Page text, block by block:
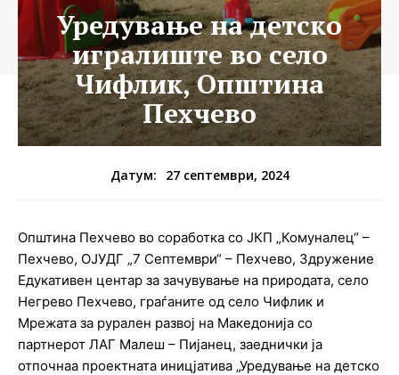
Уредување на детско
игралиште во село
Чифлик, Општина
Пехчево
Датум: 27 септември, 2024
Општина Пехчево во соработка со ЈКП „Комуналец“ –
Пехчево, ОЈУДГ „7 Септември“ – Пехчево, Здружение
Едукативен центар за зачувување на природата, село
Негрево Пехчево, граѓаните од село Чифлик и
Мрежата за рурален развој на Македонија со
партнерот ЛАГ Малеш – Пијанец, заеднички ја
отпочнаа проектната иницјатива „Уредување на детско